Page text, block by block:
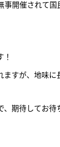
開催されて
すが、地味に
期待してお待